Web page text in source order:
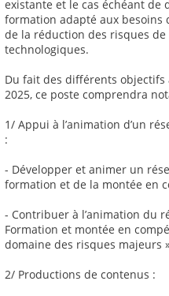
existante et le cas échéant de
formation adapté aux besoins
de la réduction des risques
technologiques.
Du fait des différents
2025, ce poste comprendra
1/ Appui à l’animation d’un
:
- Développer et animer un
formation et de la montée en
- Contribuer à l’animation du
Formation et montée en
domaine des risques majeurs
2/ Productions de contenus :